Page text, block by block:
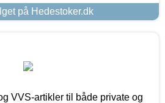
på Hedestoker.dk
VVS-artikler til både private og